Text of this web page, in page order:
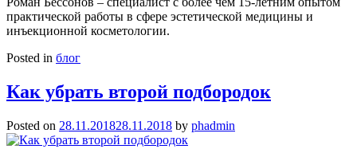
практической работы в сфере эстетической медицины и
инъекционной косметологии.
Posted in блог
Как убрать второй подбородок
Posted on 28.11.201828.11.2018 by phadmin